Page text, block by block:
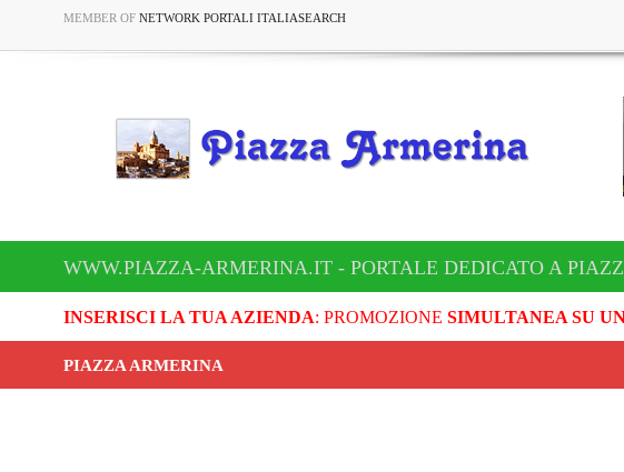
MEMBER OF NETWORK PORTALI ITALIASEARCH
WWW.PIAZZA-ARMERINA.IT - PORTALE DEDICATO A
INSERISCI LA TUA AZIENDA: PROMOZIONE SIMULTANEA SU
PIAZZA ARMERINA